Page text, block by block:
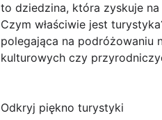
to dziedzina, która zyskuje
Czym właściwie jest
polegająca na podróżowaniu
kulturowych czy
Odkryj piękno turystyki